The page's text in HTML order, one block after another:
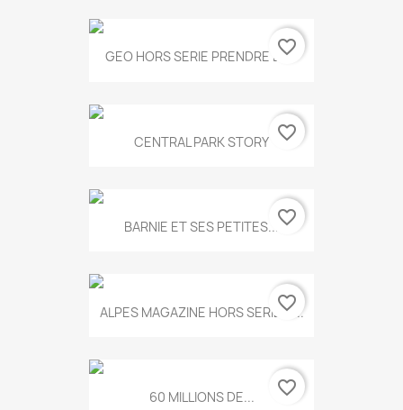
GEO HORS SERIE PRENDRE LE...
favorite_border
CENTRAL PARK STORY favorite_border
BARNIE ET SES PETITES...favorite_border
ALPES MAGAZINE HORS SERIE N...
favorite_border
60 MILLIONS DE... favorite_border